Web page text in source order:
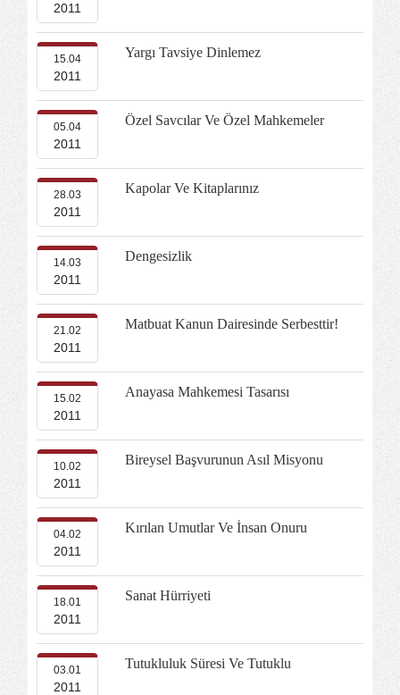
2011
15.04
2011
Yargı Tavsiye Dinlemez
05.04
2011
Özel Savcılar Ve Özel Mahkemeler
28.03
2011
Kapolar Ve Kitaplarınız
14.03
2011
Dengesizlik
21.02
2011
Matbuat Kanun Dairesinde Serbesttir!
15.02
2011
Anayasa Mahkemesi Tasarısı
10.02
2011
Bireysel Başvurunun Asıl Misyonu
04.02
2011
Kırılan Umutlar Ve İnsan Onuru
18.01
2011
Sanat Hürriyeti
03.01
2011
Tutukluluk Süresi Ve Tutuklu